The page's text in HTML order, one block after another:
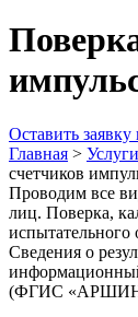
Оставить заявку
Главная > Услуги
счетчиков
Проводим все
лиц. Поверка,
испытательного
Сведения о
(ФГИС